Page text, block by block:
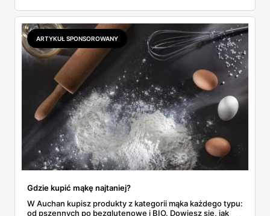
2,99 zł za kilogram, ale wyłącznie w sobotę z aplikacją. Aldi
odpowiada masłem za 2,99 zł. Werdykt w skrócie:
najwięcej wyciśniesz z Biedronki, po świeże warzywa jedź
do Aldi.
ARTYKUŁ SPONSOROWANY
Gdzie kupić mąkę najtaniej?
W Auchan kupisz produkty z kategorii mąka każdego typu:
od pszennych po bezglutenowe i BIO. Dowiesz się, jak